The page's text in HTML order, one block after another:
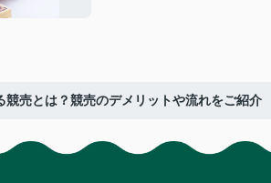
競売とは？競売のデメリットや流れをご紹介